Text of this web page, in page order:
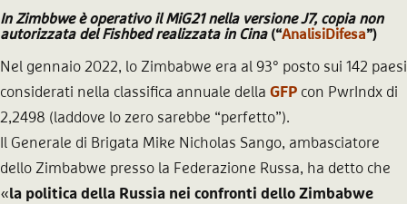
In Zimbbwe è operativo il MiG21 nella versione J7, copia non
autorizzata del Fishbed realizzata in Cina(“AnalisiDifesa”)
Nel gennaio 2022, lo Zimbabwe era al 93° posto sui 142 paesi
considerati nella classifica annuale della GFP con PwrIndx di
2,2498 (laddove lo zero sarebbe “perfetto”).
Il Generale di Brigata Mike Nicholas Sango, ambasciatore
dello Zimbabwe presso la Federazione Russa, ha detto che
«la politica della Russia nei confronti dello Zimbabwe